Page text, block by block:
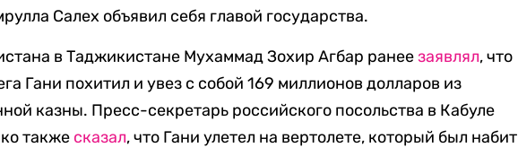
Салех объявил себя главой государства.
в Таджикистане Мухаммад Зохир Агбар ранеезаявлял, что
Гани похитил и увез с собой 169 миллионов долларов из
казны. Пресс-секретарь российского посольства в Кабуле
также сказал, что Гани улетел на вертолете, который был набит